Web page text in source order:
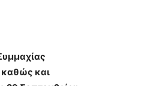
καθώς και